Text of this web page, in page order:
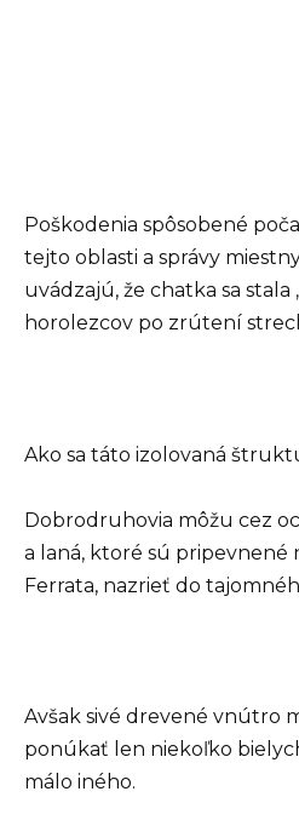
Poškodenia spôsobené
tejto oblasti a správy
uvádzajú, že chatka sa
horolezcov po zrútení
Ako sa táto izolovaná
Dobrodruhovia môžu cez
a laná, ktoré sú pripevnené
Ferrata, nazrieť do
Avšak sivé drevené vnútro
ponúkať len niekoľko
málo iného.